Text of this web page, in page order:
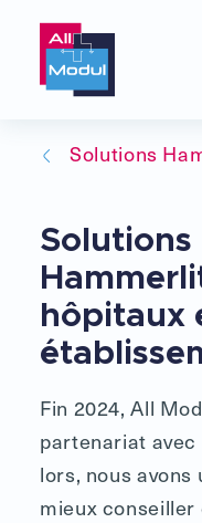
Solutions
hôpitaux
Fin 2024, All
partenariat
lors, nous avons
mieux